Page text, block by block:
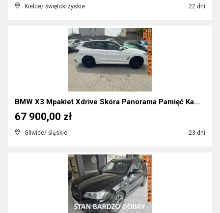
Kielce/ świętokrzyskie 22 dni
BMW X3 Mpakiet Xdrive Skóra Panorama Pamięć Kamera...
Gliwice/ śląskie 23 dni
67 900,00 zł